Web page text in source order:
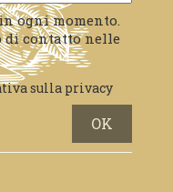
ogni momento.
di contatto nelle
sulla privacy